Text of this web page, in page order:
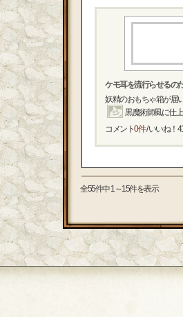
ケモ耳を流行らせるの
妖精のおもちゃ箱が届
黒魔術師風に仕
コメント0件/ いいね！
全55件中 1～15件を表示